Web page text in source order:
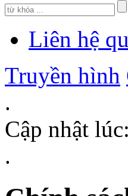
Liên hệ
Truyền hình
.
Cập nhật
.